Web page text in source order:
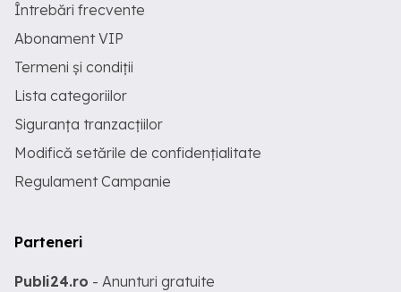
Întrebări frecvente
Abonament VIP
Termeni și condiții
Lista categoriilor
Siguranța tranzacțiilor
Modifică setările de confidențialitate
Regulament Campanie
Parteneri
Publi24.ro - Anunturi gratuite